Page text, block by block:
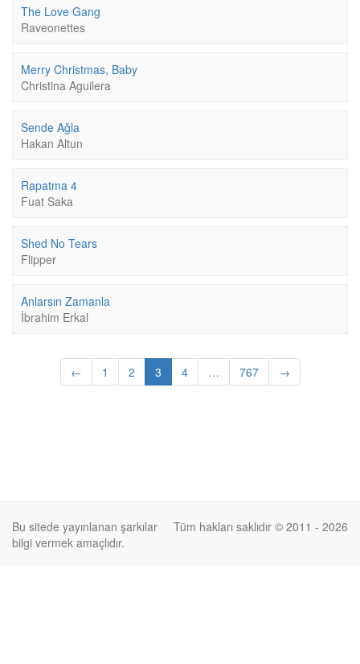
The Love Gang
Raveonettes
Merry Christmas, Baby
Christina Aguilera
Sende Ağla
Hakan Altun
Rapatma 4
Fuat Saka
Shed No Tears
Flipper
Anlarsın Zamanla
İbrahim Erkal
← 1 2 3(current)
4 … 767 →
Tüm hakları saklıdır © 2011 - 2026
Bu sitede yayınlanan şarkılar
bilgi vermek amaçlıdır.